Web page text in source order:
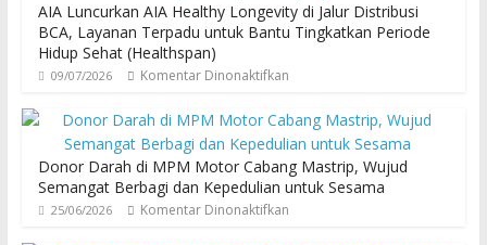
AIA Luncurkan AIA Healthy Longevity di Jalur Distribusi
BCA, Layanan Terpadu untuk Bantu Tingkatkan Periode
Hidup Sehat (Healthspan)
09/07/2026 Komentar Dinonaktifkan
Donor Darah di MPM Motor Cabang Mastrip, Wujud
Semangat Berbagi dan Kepedulian untuk Sesama
25/06/2026 Komentar Dinonaktifkan